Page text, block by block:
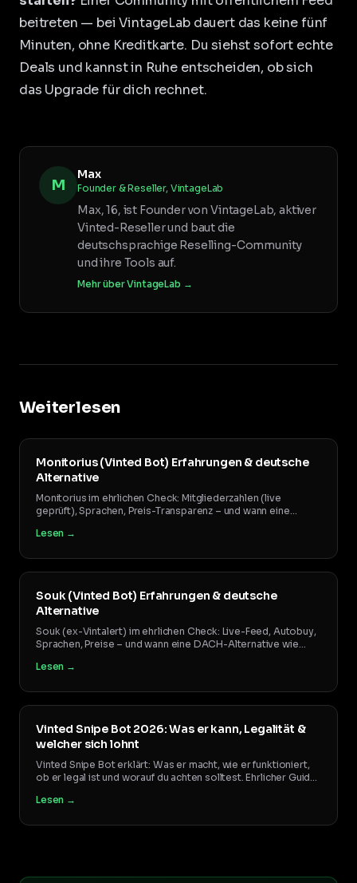
beitreten — beiVintageLabdauert das keine fünf
Minuten, ohne Kreditkarte. Du siehst sofort echte
Deals und kannst in Ruhe entscheiden, ob sich
das Upgrade für dich rechnet.
M
Max
Founder & Reseller, VintageLab
Max, 16, ist Founder von VintageLab, aktiver
Vinted-Reseller und baut die
deutschsprachige Reselling-Community
und ihre Tools auf.
Mehr über VintageLab →
Weiterlesen
Monitorius (Vinted Bot) Erfahrungen & deutsche
Alternative
Monitorius im ehrlichen Check: Mitgliederzahlen (live
geprüft), Sprachen, Preis-Transparenz – und wann eine
Lesen →
Souk (Vinted Bot) Erfahrungen & deutsche
Alternative
Souk (ex-Vintalert) im ehrlichen Check: Live-Feed, Autobuy,
Sprachen, Preise – und wann eine DACH-Alternative wie
Lesen →
Vinted Snipe Bot 2026: Was er kann, Legalität &
welcher sich lohnt
Vinted Snipe Bot erklärt: Was er macht, wie er funktioniert,
ob er legal ist und worauf du achten solltest. Ehrlicher Guide
Lesen →